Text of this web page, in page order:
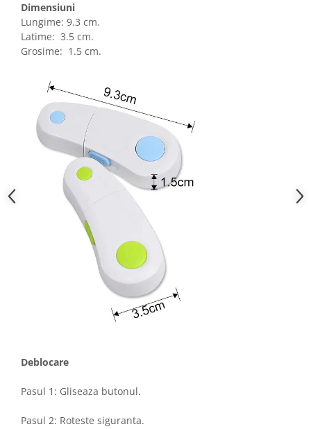
Dimensiuni
Lungime: 9.3 cm.
Latime: 3.5 cm.
Grosime: 1.5 cm.
Deblocare
Pasul 1: Gliseaza butonul.
Pasul 2: Roteste siguranta.